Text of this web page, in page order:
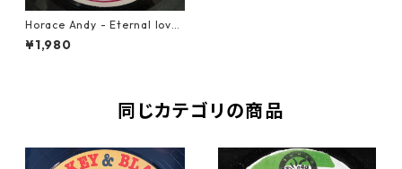
Horace Andy - Eternal love
【7-20622】
¥1,980
同じカテゴリの商品